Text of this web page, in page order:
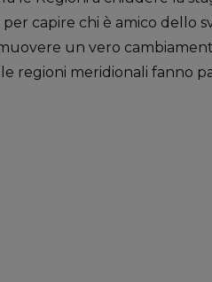
per capire chi è amico
un vero
regioni meridionali fanno